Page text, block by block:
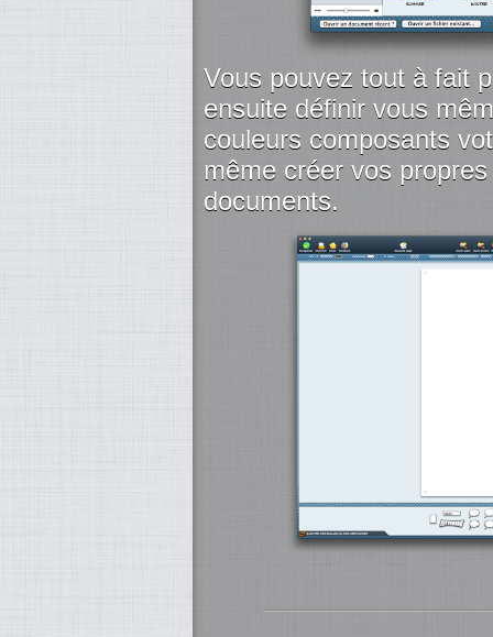
Vous pouvez tout à fait
ensuite définir vous
couleurs composants
même créer vos
documents.